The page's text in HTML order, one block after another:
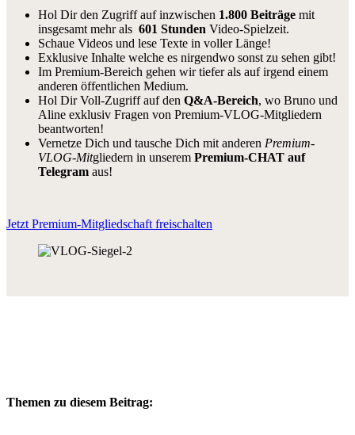
Hol Dir den Zugriff auf inzwischen 1.800 Beiträge mit
insgesamt mehr als 601 Stunden Video-Spielzeit.
Schaue Videos und lese Texte in voller Länge!
Exklusive Inhalte welche es nirgendwo sonst zu sehen gibt!
Im Premium-Bereich gehen wir tiefer als auf irgend einem
anderen öffentlichen Medium.
Hol Dir Voll-Zugriff auf den Q&A-Bereich, wo Bruno und
Aline exklusiv Fragen von Premium-VLOG-Mitgliedern
beantworten!
Vernetze Dich und tausche Dich mit anderen Premium-
VLOG-Mitgliedern in unserem Premium-CHAT auf
Telegram aus!
Jetzt Premium-Mitgliedschaft freischalten
Themen zu diesem Beitrag: